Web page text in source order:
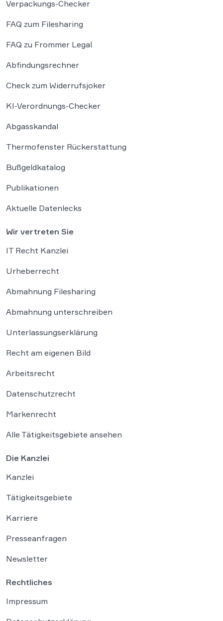
Verpackungs-Checker
FAQ zum Filesharing
FAQ zu Frommer Legal
Abfindungsrechner
Check zum Widerrufsjoker
KI-Verordnungs-Checker
Abgasskandal
Thermofenster Rückerstattung
Bußgeldkatalog
Publikationen
Aktuelle Datenlecks
Wir vertreten Sie
IT Recht Kanzlei
Urheberrecht
Abmahnung Filesharing
Abmahnung unterschreiben
Unterlassungserklärung
Recht am eigenen Bild
Arbeitsrecht
Datenschutzrecht
Markenrecht
Alle Tätigkeitsgebiete ansehen
Die Kanzlei
Kanzlei
Tätigkeitsgebiete
Karriere
Presseanfragen
Newsletter
Rechtliches
Impressum